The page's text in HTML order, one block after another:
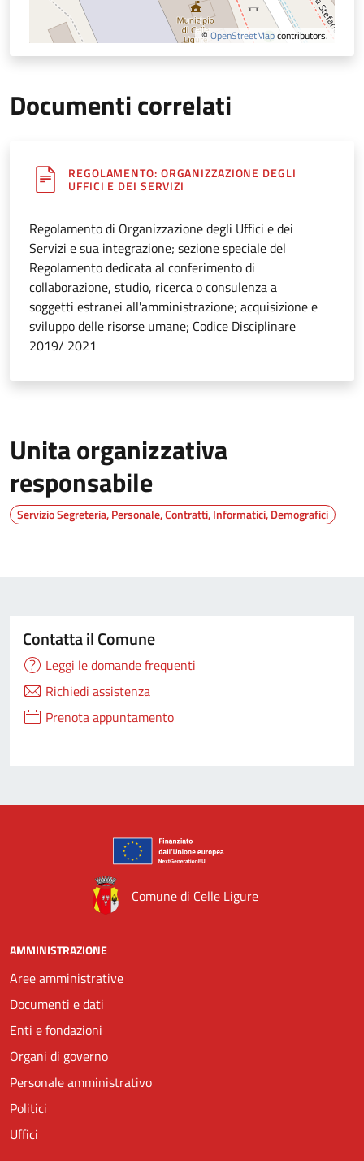
©OpenStreetMapcontributors.
Documenti correlati
REGOLAMENTO: ORGANIZZAZIONE DEGLI
UFFICI E DEI SERVIZI
Regolamento di Organizzazione degli Uffici e dei
Servizi e sua integrazione; sezione speciale del
Regolamento dedicata al conferimento di
collaborazione, studio, ricerca o consulenza a
soggetti estranei all'amministrazione; acquisizione e
sviluppo delle risorse umane; Codice Disciplinare
2019/ 2021
Unita organizzativa
responsabile
Servizio Segreteria, Personale, Contratti, Informatici, Demografici
Contatta il Comune
Leggi le domande frequenti
Richiedi assistenza
Prenota appuntamento
Comune di Celle Ligure
AMMINISTRAZIONE
Aree amministrative
Documenti e dati
Enti e fondazioni
Organi di governo
Personale amministrativo
Politici
Uffici